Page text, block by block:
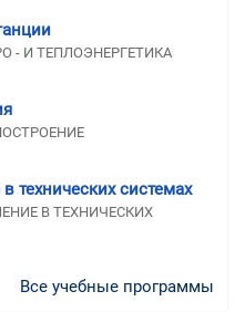
- И ТЕПЛОЭНЕРГЕТИКА
технических системах
В ТЕХНИЧЕСКИХ
Все учебные программы